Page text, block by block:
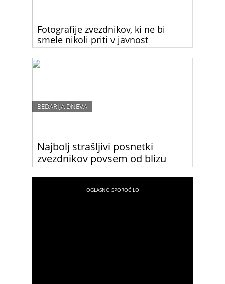
Fotografije zvezdnikov, ki ne bi
smele nikoli priti v javnost
običajni ljudje, ki nimajo ob sebi ves čas vojske
maskerjev, frizerjev, stilistov in osebnih trenerjev.
Najbolj strašljivi posnetki
zvezdnikov povsem od blizu
BEDARIJA DNEVA
ugotovili, da bi bilo bolje, če ne bi vedeli …